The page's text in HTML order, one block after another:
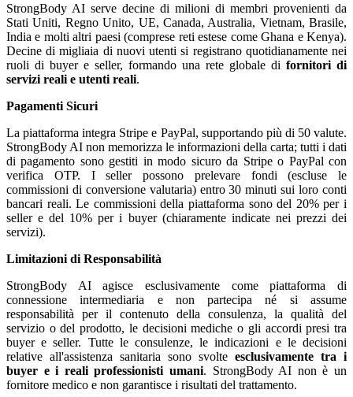
StrongBody AI serve decine di milioni di membri provenienti da
Stati Uniti, Regno Unito, UE, Canada, Australia, Vietnam, Brasile,
India e molti altri paesi (comprese reti estese come Ghana e Kenya).
Decine di migliaia di nuovi utenti si registrano quotidianamente nei
ruoli di buyer e seller, formando una rete globale di fornitori di
servizi reali e utenti reali.
Pagamenti Sicuri
La piattaforma integra Stripe e PayPal, supportando più di 50 valute.
StrongBody AI non memorizza le informazioni della carta; tutti i dati
di pagamento sono gestiti in modo sicuro da Stripe o PayPal con
verifica OTP. I seller possono prelevare fondi (escluse le
commissioni di conversione valutaria) entro 30 minuti sui loro conti
bancari reali. Le commissioni della piattaforma sono del 20% per i
seller e del 10% per i buyer (chiaramente indicate nei prezzi dei
servizi).
Limitazioni di Responsabilità
StrongBody AI agisce esclusivamente come piattaforma di
connessione intermediaria e non partecipa né si assume
responsabilità per il contenuto della consulenza, la qualità del
servizio o del prodotto, le decisioni mediche o gli accordi presi tra
buyer e seller. Tutte le consulenze, le indicazioni e le decisioni
relative all'assistenza sanitaria sono svolte esclusivamente tra i
buyer e i reali professionisti umani. StrongBody AI non è un
fornitore medico e non garantisce i risultati del trattamento.